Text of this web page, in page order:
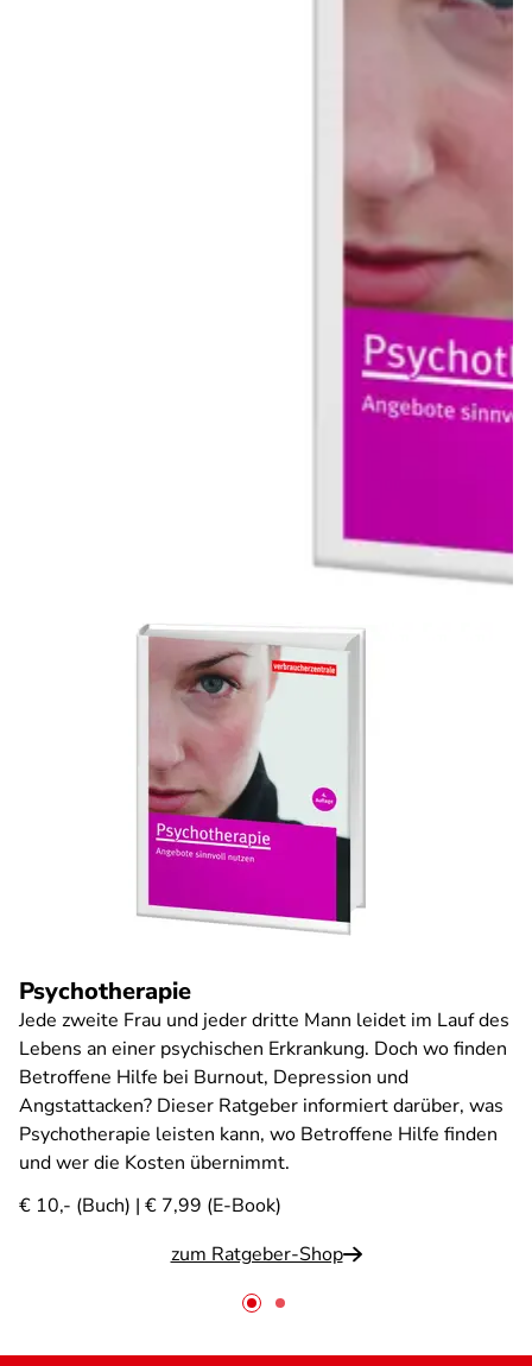
Psychotherapie
Jede zweite Frau und jeder dritte Mann leidet im Lauf des
Lebens an einer psychischen Erkrankung. Doch wo finden
Betroffene Hilfe bei Burnout, Depression und
Angstattacken? Dieser Ratgeber informiert darüber, was
Psychotherapie leisten kann, wo Betroffene Hilfe finden
und wer die Kosten übernimmt.
€ 10,- (Buch) | € 7,99 (E-Book)
zum Ratgeber-Shop